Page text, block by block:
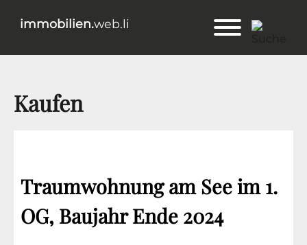
immobilien.web.li
Kaufen
Traumwohnung am See im 1.
OG, Baujahr Ende 2024